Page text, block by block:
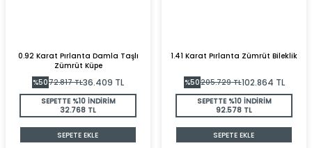
0.92 Karat Pırlanta Damla Taşlı
Zümrüt Küpe
%5072.817TL36.409 TL
SEPETTE %10 İNDİRİM
32.768 TL
SEPETE EKLE
1.41 Karat Pırlanta Zümrüt Bileklik
%50205.729TL102.864 TL
SEPETTE %10 İNDİRİM
92.578 TL
SEPETE EKLE